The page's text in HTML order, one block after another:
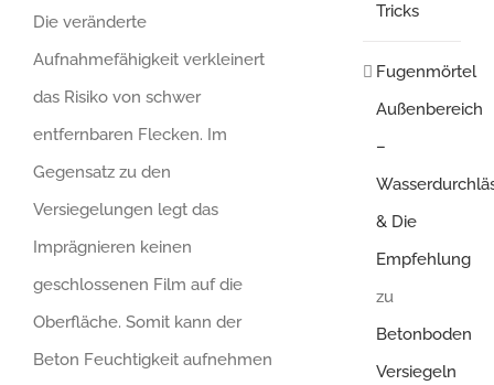
Die veränderte
Aufnahmefähigkeit verkleinert
das Risiko von schwer
entfernbaren Flecken. Im
Gegensatz zu den
Versiegelungen legt das
Imprägnieren keinen
geschlossenen Film auf die
Oberfläche. Somit kann der
Beton Feuchtigkeit aufnehmen
Tricks
Fugenmörtel
Außenbereich
–
& Die
Empfehlung
zu
Betonboden
Versiegeln